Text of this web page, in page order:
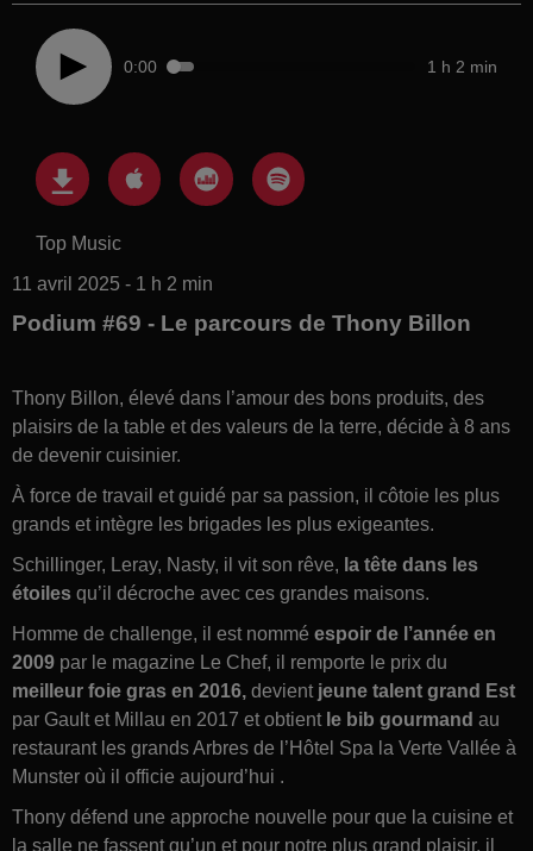
0:00 1 h 2 min
Top Music
11 avril 2025 - 1 h 2 min
Podium #69 - Le parcours de Thony Billon
Thony Billon, élevé dans l’amour des bons produits, des
plaisirs de la table et des valeurs de la terre, décide à 8 ans
de devenir cuisinier.
À force de travail et guidé par sa passion, il côtoie les plus
grands et intègre les brigades les plus exigeantes.
Schillinger, Leray, Nasty, il vit son rêve, la tête dans les
étoiles qu’il décroche avec ces grandes maisons.
Homme de challenge, il est nommé espoir de l’année en
2009 par le magazine Le Chef, il remporte le prix du
meilleur foie gras en 2016, devient jeune talent grand Est
par Gault et Millau en 2017 et obtient le bib gourmand au
restaurant les grands Arbres de l’Hôtel Spa la Verte Vallée à
Munster où il officie aujourd’hui .
Thony défend une approche nouvelle pour que la cuisine et
la salle ne fassent qu’un et pour notre plus grand plaisir, il